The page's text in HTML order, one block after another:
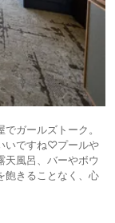
ガールズトーク。
いですね♡プールや
天風呂、バーやボウ
飽きることなく、心